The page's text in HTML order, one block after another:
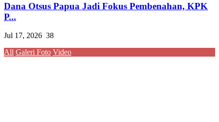
Dana Otsus Papua Jadi Fokus Pembenahan, KPK
P...
Jul 17, 2026 38
All Galeri Foto Video